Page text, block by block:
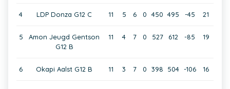
4 LDP Donza G12 C 11 5 6 0 450 495 -45 21
5
Amon Jeugd Gentson
G12 B
11 4 7 0 527 612 -85 19
6 Okapi Aalst G12 B 11 3 7 0 398 504 -106 16